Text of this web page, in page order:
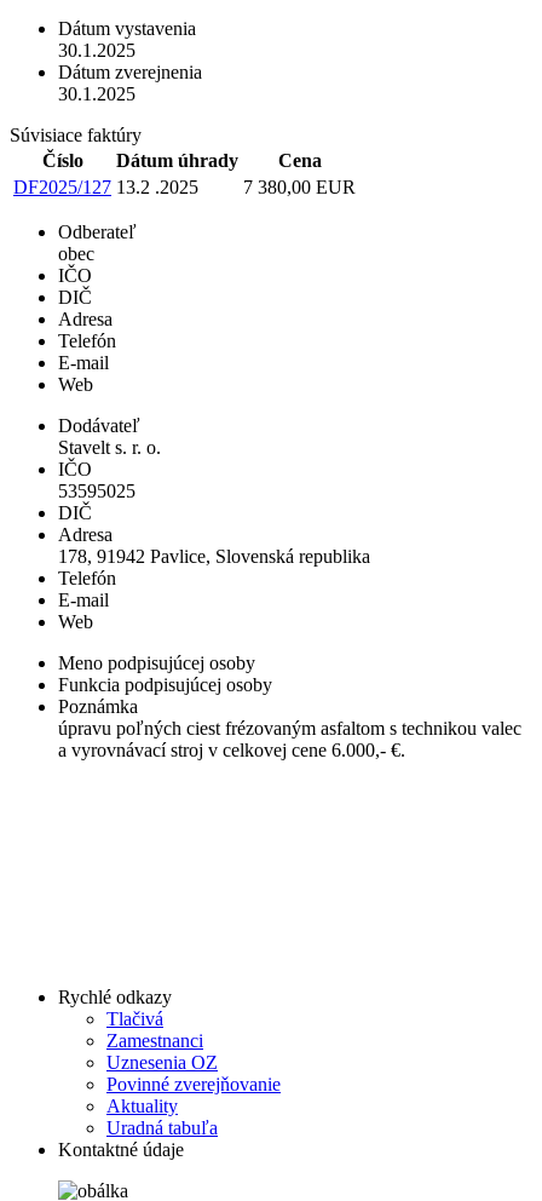
Dátum vystavenia
30.1.2025
Dátum zverejnenia
30.1.2025
Súvisiace faktúry
Číslo
Dátum úhrady
Cena
DF2025/127 13.2 .2025 7 380,00 EUR
Odberateľ
obec
IČO
DIČ
Adresa
Telefón
E-mail
Web
Dodávateľ
Stavelt s. r. o.
IČO
53595025
DIČ
Adresa
178, 91942 Pavlice, Slovenská republika
Telefón
E-mail
Web
Meno podpisujúcej osoby
Funkcia podpisujúcej osoby
Poznámka
úpravu poľných ciest frézovaným asfaltom s technikou valec
a vyrovnávací stroj v celkovej cene 6.000,- €.
Rychlé odkazy
Tlačivá
Zamestnanci
Uznesenia OZ
Povinné zverejňovanie
Aktuality
Uradná tabuľa
Kontaktné údaje